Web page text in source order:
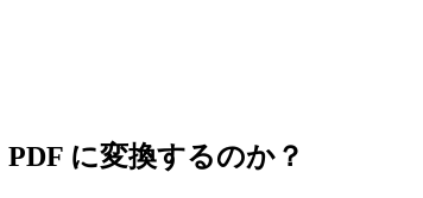
に変換するのか？